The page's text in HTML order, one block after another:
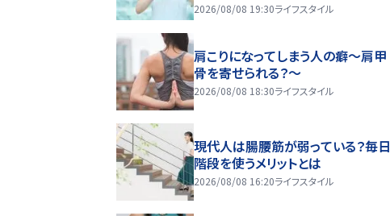
2026/08/08 19:30ライフスタイル
肩こりになってしまう人の癖～肩甲
骨を寄せられる？～
2026/08/08 18:30ライフスタイル
現代人は腸腰筋が弱っている？毎日
階段を使うメリットとは
2026/08/08 16:20ライフスタイル